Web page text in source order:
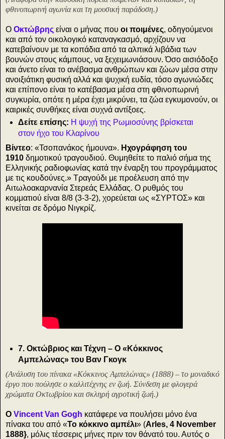
φθινοπωρινή αγωνία και τη μουσική παράδοση.)
Ο Οκτώβρης είναι ο μήνας που οι ποιμένες, οδηγούμενοι
και από τον οικολογικό καταναγκασμό, αρχίζουν να
κατεβαίνουν με τα κοπάδια από τα αλπικά λιβάδια των
βουνών στους κάμπους, να ξεχειμωνιάσουν. Όσο αισιόδοξο
και άνετο είναι το ανέβασμα ανθρώπων και ζώων μέσα στην
ανοιξιάτικη φυσική αλλά και ψυχική ευδία, τόσο αγωνιώδες
και επίπονο είναι το κατέβασμα μέσα στη φθινοπωρινή
συγκυρία, οπότε η μέρα έχει μικρύνει, τα ζώα εγκυμονούν, οι
καιρικές συνθήκες είναι συχνά αντίξοες.
Δείτε επίσης: Η ψυχή της Ρωμιοσύνης βρίσκεται
στον ήχο του Κλαρίνου
Βίντεο: «Τσοπανάκος ήμουνα». Ηχογράφηση του
1910 δημοτικού τραγουδιού. Θυμηθείτε το παλιό σήμα της
Ελληνικής ραδιοφωνίας κατά την έναρξη του προγράμματος
με τις κουδούνες.» Τραγούδι με προέλευση από την
Αιτωλοακαρνανία Στερεάς Ελλάδας. Ο ρυθμός του
κομματιού είναι 8/8 (3-3-2), χορεύεται ως «ΣΥΡΤΟΣ» και
κινείται σε δρόμο Νιγκρίζ.
7. Οκτώβριος και Τέχνη – Ο «Κόκκινος
Αμπελώνας» του Βαν Γκογκ
(Ανάλυση του πίνακα «Κόκκινος Αμπελώνας» (1888) – το μοναδικό
έργο που πούλησε ο καλλιτέχνης εν ζωή. Σύνδεση με φλογερά
χρώματα Οκτωβρίου και σκληρή αγροτική ζωή.)
Ο Vincent Van Gogh κατάφερε να πουλήσει μόνο ένα
πίνακα του από «Το κόκκινο αμπέλι» (Arles, 4 November
1888}, μόλις τέσσερις μήνες πριν τον θάνατό του. Αυτός ο